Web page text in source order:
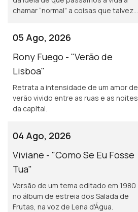
chamar “normal” a coisas que talvez
05 Ago, 2026
Rony Fuego - "Verão de
Lisboa"
Retrata a intensidade de um amor de
verão vivido entre as ruas e as noites
da capital.
04 Ago, 2026
Viviane - "Como Se Eu Fosse
Tua"
Versão de um tema editado em 1980
no álbum de estreia dos Salada de
Frutas, na voz de Lena d'Água.